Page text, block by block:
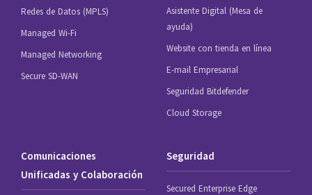
Redes de Datos (MPLS)
Managed Wi-Fi
Managed Networking
Secure SD-WAN
Asistente Digital (Mesa de
ayuda)
Website con tienda en línea
E-mail Empresarial
Seguridad Bitdefender
Cloud Storage
Comunicaciones
Unificadas y Colaboración
Seguridad
Secured Enterprise Edge